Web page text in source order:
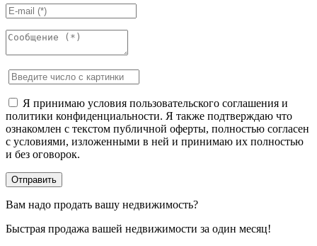
Я принимаю условия пользовательского соглашения и
политики конфиденциальности. Я также подтверждаю что
ознакомлен с текстом публичной оферты, полностью согласен
с условиями, изложенными в ней и принимаю их полностью
и без оговорок.
Вам надо продать вашу недвижимость?
Быстрая продажа вашей недвижимости за один месяц!